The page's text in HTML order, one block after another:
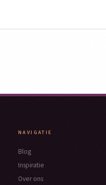
NAVIGATIE
Blog
Inspiratie
Over ons